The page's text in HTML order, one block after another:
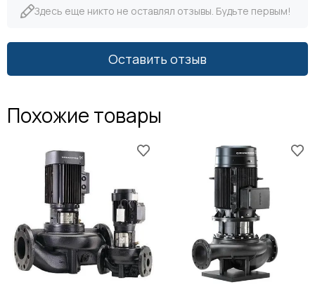
Здесь еще никто не оставлял отзывы. Будьте первым!
Оставить отзыв
Похожие товары